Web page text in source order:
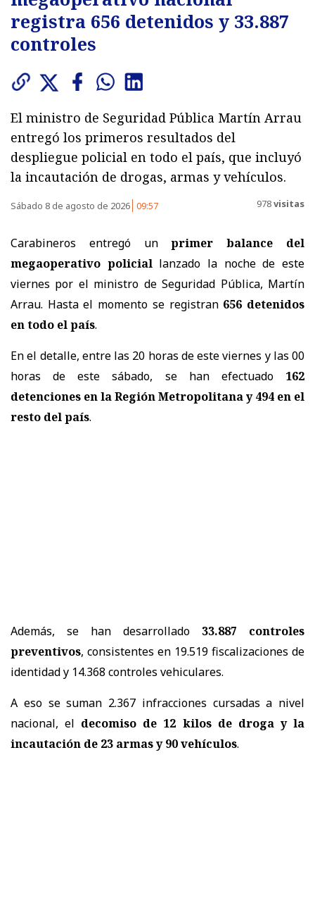
registra 656 detenidos y 33.887
controles
El ministro de Seguridad Pública Martín Arrau
entregó los primeros resultados del
despliegue policial en todo el país, que incluyó
la incautación de drogas, armas y vehículos.
Sábado 8 de agosto de 2026 09:57 978visitas
Carabineros entregó unprimer balance del
megaoperativo policiallanzado la noche de este
viernes por el ministro de Seguridad Pública, Martín
Arrau. Hasta el momento se registran 656 detenidos
en todo el país.
En el detalle, entre las 20 horas de este viernes y las 00
horas de este sábado, se han efectuado 162
detenciones en la Región Metropolitana y 494 en el
resto del país.
Además, se han desarrollado 33.887 controles
preventivos, consistentes en 19.519 fiscalizaciones de
identidad y 14.368 controles vehiculares.
A eso se suman 2.367 infracciones cursadas a nivel
nacional, el decomiso de 12 kilos de droga y la
incautación de 23 armas y 90 vehículos.